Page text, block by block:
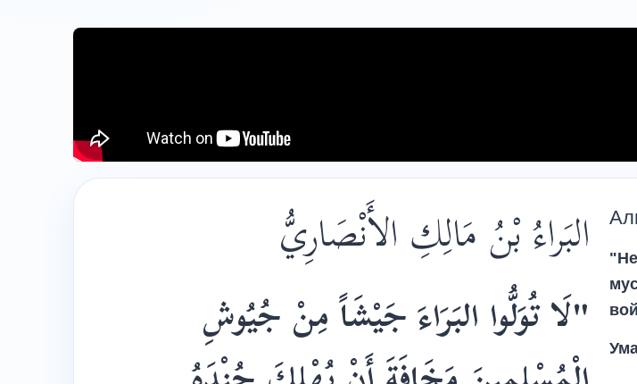
البَراءُ بْنُ مَالِكِ الأَنْصَارِيُّ
"لَا تُوَلُّوا البَرَاءَ جَيْشَاً مِنْ جُيُوشِ